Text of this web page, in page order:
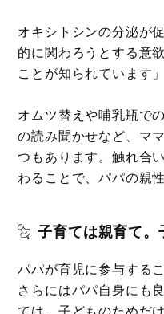
オキシトシンの分泌が
的に関わろうとする意
ことが知られています
オムツ替えや哺乳瓶で
の読み聞かせなど、マ
つもあります。触れ合
わることで、パパの親
子育ては親育て。
パパが育児に参与する
さらにはパパ自身にも